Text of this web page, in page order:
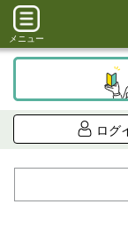
メニュー
ログ